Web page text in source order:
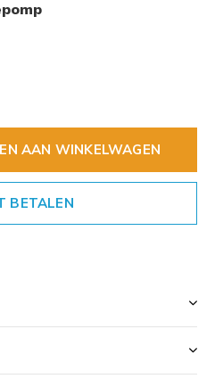
AAN WINKELWAGEN
BETALEN